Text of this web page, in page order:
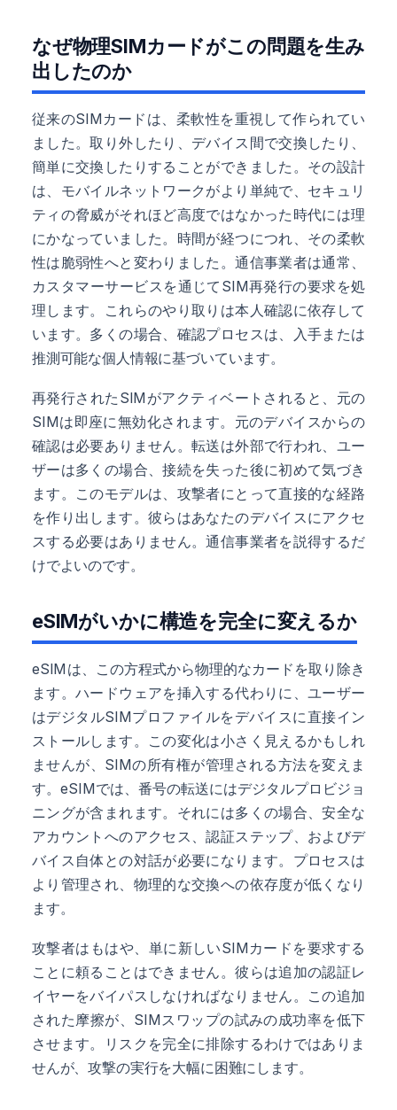
なぜ物理SIMカードがこの問題を生み
出したのか
従来のSIMカードは、柔軟性を重視して作られてい
ました。取り外したり、デバイス間で交換したり、
簡単に交換したりすることができました。その設計
は、モバイルネットワークがより単純で、セキュリ
ティの脅威がそれほど高度ではなかった時代には理
にかなっていました。時間が経つにつれ、その柔軟
性は脆弱性へと変わりました。通信事業者は通常、
カスタマーサービスを通じてSIM再発行の要求を処
理します。これらのやり取りは本人確認に依存して
います。多くの場合、確認プロセスは、入手または
推測可能な個人情報に基づいています。
再発行されたSIMがアクティベートされると、元の
SIMは即座に無効化されます。元のデバイスからの
確認は必要ありません。転送は外部で行われ、ユー
ザーは多くの場合、接続を失った後に初めて気づき
ます。このモデルは、攻撃者にとって直接的な経路
を作り出します。彼らはあなたのデバイスにアクセ
スする必要はありません。通信事業者を説得するだ
けでよいのです。
eSIMがいかに構造を完全に変えるか
eSIMは、この方程式から物理的なカードを取り除き
ます。ハードウェアを挿入する代わりに、ユーザー
はデジタルSIMプロファイルをデバイスに直接イン
ストールします。この変化は小さく見えるかもしれ
ませんが、SIMの所有権が管理される方法を変えま
す。eSIMでは、番号の転送にはデジタルプロビジョ
ニングが含まれます。それには多くの場合、安全な
アカウントへのアクセス、認証ステップ、およびデ
バイス自体との対話が必要になります。プロセスは
より管理され、物理的な交換への依存度が低くなり
ます。
攻撃者はもはや、単に新しいSIMカードを要求する
ことに頼ることはできません。彼らは追加の認証レ
イヤーをバイパスしなければなりません。この追加
された摩擦が、SIMスワップの試みの成功率を低下
させます。リスクを完全に排除するわけではありま
せんが、攻撃の実行を大幅に困難にします。